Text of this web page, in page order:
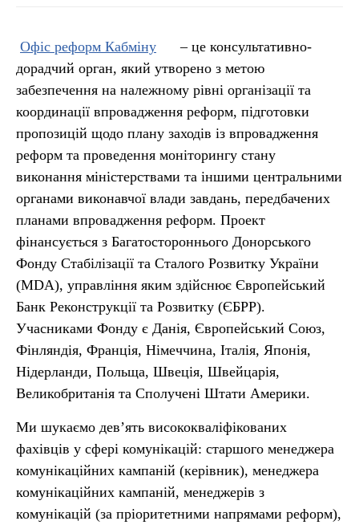
Офіс реформ Кабміну
– це консультативно-
дорадчий орган, який утворено з метою
забезпечення на належному рівні організації та
координації впровадження реформ, підготовки
пропозицій щодо плану заходів із впровадження
реформ та проведення моніторингу стану
виконання міністерствами та іншими центральними
органами виконавчої влади завдань, передбачених
планами впровадження реформ. Проект
фінансується з Багатостороннього Донорського
Фонду Стабілізації та Сталого Розвитку України
(MDA), управління яким здійснює Європейський
Банк Реконструкції та Розвитку (ЄБРР).
Учасниками Фонду є Данія, Європейський Союз,
Фінляндія, Франція, Німеччина, Італія, Японія,
Нідерланди, Польща, Швеція, Швейцарія,
Великобританія та Сполучені Штати Америки.
Ми шукаємо дев’ять висококваліфікованих
фахівців у сфері комунікацій: старшого менеджера
комунікаційних кампаній (керівник), менеджера
комунікаційних кампаній, менеджерів з
комунікацій (за пріоритетними напрямами реформ),